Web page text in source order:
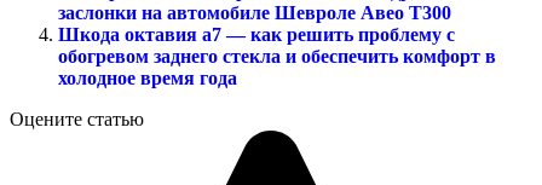
заслонки на автомобиле Шевроле Авео Т300
Шкода октавия а7 — как решить проблему с
обогревом заднего стекла и обеспечить комфорт в
холодное время года
Оцените статью